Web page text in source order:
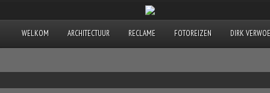
WELKOM ARCHITECTUUR RECLAME FOTOREIZEN DIRK